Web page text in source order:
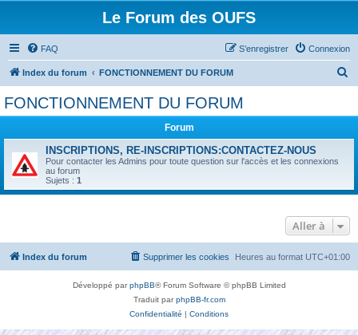
Le Forum des OUFS
FAQ Connexion
S’enregistrer
Index du forum FONCTIONNEMENT DU FORUM
r
FONCTIONNEMENT DU FORUM
Forum
INSCRIPTIONS, RE-INSCRIPTIONS:CONTACTEZ-NOUS
Pour contacter les Admins pour toute question sur l'accès et les connexions
au forum
Sujets : 1
Aller à
Index du forum Heures au format UTC+01:00
Supprimer les cookies
Développé parphpBB® Forum Software © phpBB Limited
Traduit parphpBB-fr.com
Confidentialité | Conditions